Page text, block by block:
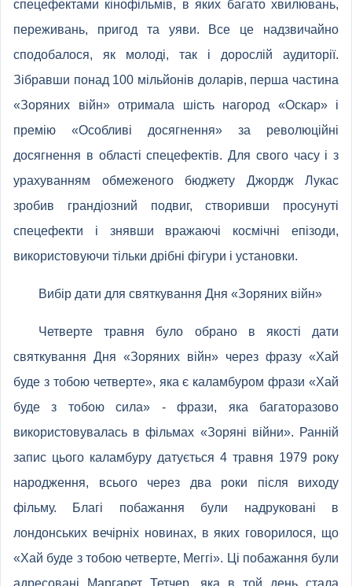
спецефектами кінофільмів, в яких багато хвилювань,
переживань, пригод та уяви. Все це надзвичайно
сподобалося, як молоді, так і дорослій аудиторії.
Зібравши понад 100 мільйонів доларів, перша частина
«Зоряних війн» отримала шість нагород «Оскар» і
премію «Особливі досягнення» за революційні
досягнення в області спецефектів. Для свого часу і з
урахуванням обмеженого бюджету Джордж Лукас
зробив грандіозний подвиг, створивши просунуті
спецефекти і знявши вражаючі космічні епізоди,
використовуючи тільки дрібні фігури і установки.
Вибір дати для святкування Дня «Зоряних війн»
Четверте травня було обрано в якості дати
святкування Дня «Зоряних війн» через фразу «Хай
буде з тобою четверте», яка є каламбуром фрази «Хай
буде з тобою сила» - фрази, яка багаторазово
використовувалась в фільмах «Зоряні війни». Ранній
запис цього каламбуру датується 4 травня 1979 року
народження, всього через два роки після виходу
фільму. Благі побажання були надруковані в
лондонських вечірніх новинах, в яких говорилося, що
«Хай буде з тобою четверте, Меггі». Ці побажання були
адресовані Маргарет Тетчер, яка в той день стала